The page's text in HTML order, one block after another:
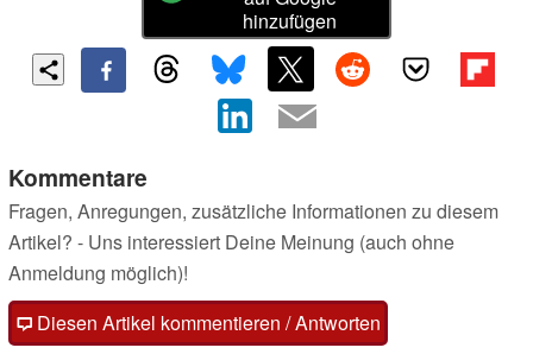
hinzufügen
Kommentare
Fragen, Anregungen, zusätzliche Informationen zu diesem
Artikel? - Uns interessiert Deine Meinung (auch ohne
Anmeldung möglich)!
Diesen Artikel kommentieren / Antworten